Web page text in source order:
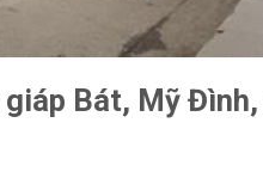
Bát, Mỹ